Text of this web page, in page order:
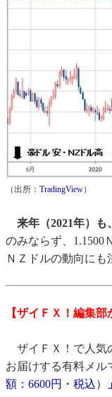
（出所： TradingView）
来年（2021年）
のみならず、1.1500
ＮＺドルの動向にも
【ザイＦＸ！編集部
ザイＦＸ！で人気
お届けする有料メル
額：6600円・税込）
」